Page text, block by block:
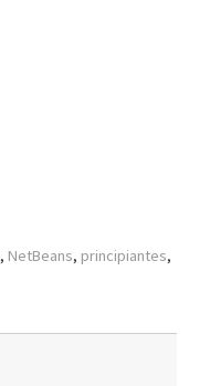
, NetBeans, principiantes,